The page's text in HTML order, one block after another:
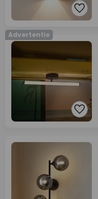
Advertentie